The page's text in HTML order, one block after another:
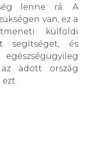
lenne rá. A
van, ez a
külföldi
segítséget, és
adott ország